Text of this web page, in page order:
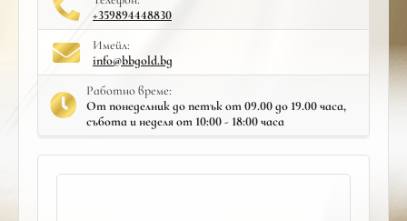
+359894448830
Имейл:
info@bbgold.bg
Работно време:
От понеделник до петък от 09.00 до 19.00 часа,
събота и неделя от 10:00 - 18:00 часа